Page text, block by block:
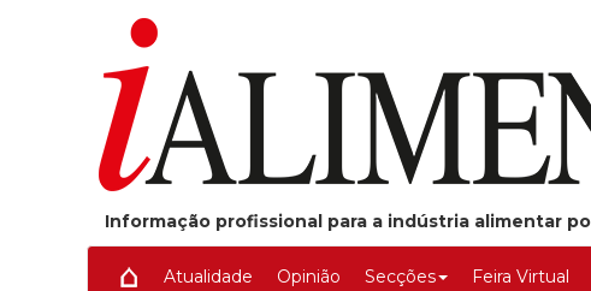
Informação profissional para a indústria alimentar
Atualidade Opinião Secções Feira Virtual